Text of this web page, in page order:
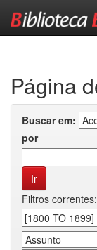
Página
Buscar em:
por
Filtros correntes: